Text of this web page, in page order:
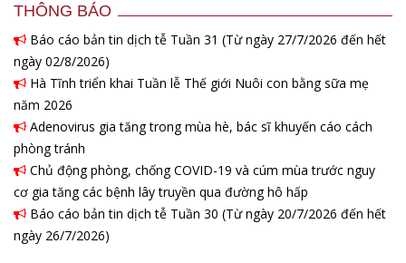
THÔNG BÁO
Báo cáo bản tin dịch tễ Tuần 31 (Từ ngày 27/7/2026 đến hết
ngày 02/8/2026)
Hà Tĩnh triển khai Tuần lễ Thế giới Nuôi con bằng sữa mẹ
năm 2026
Adenovirus gia tăng trong mùa hè, bác sĩ khuyến cáo cách
phòng tránh
Chủ động phòng, chống COVID-19 và cúm mùa trước nguy
cơ gia tăng các bệnh lây truyền qua đường hô hấp
Báo cáo bản tin dịch tễ Tuần 30 (Từ ngày 20/7/2026 đến hết
ngày 26/7/2026)